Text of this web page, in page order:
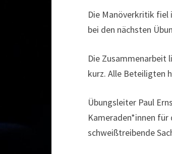
Die Manöverkritik fiel
bei den nächsten
Die Zusammenarbeit
kurz. Alle Beteiligten
Übungsleiter Paul
Kameraden*innen
schweißtreibende